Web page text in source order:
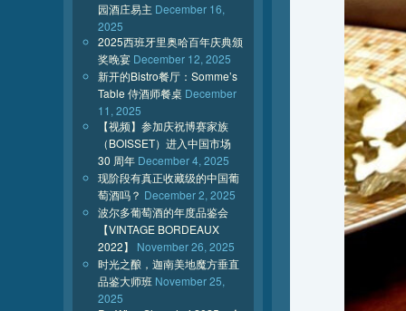
园酒庄易主 December 16,
2025
2025西班牙里奥哈百年庆典颁
奖晚宴 December 12, 2025
新开的Bistro餐厅：Somme’s
Table 侍酒师餐桌 December
11, 2025
【视频】参加庆祝博赛家族
（BOISSET）进入中国市场
30 周年 December 4, 2025
现阶段有真正收藏级的中国葡
萄酒吗？ December 2, 2025
波尔多葡萄酒的年度品鉴会
【VINTAGE BORDEAUX
2022】
November 26, 2025
时光之酿，迦南美地魔方垂直
品鉴大师班 November 25,
2025